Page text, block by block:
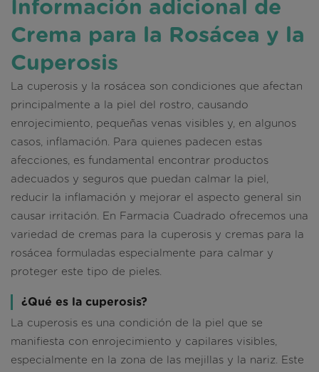
Información adicional de
Crema para la Rosácea y la
Cuperosis
La cuperosis y la rosácea son condiciones que afectan
principalmente a la piel del rostro, causando
enrojecimiento, pequeñas venas visibles y, en algunos
casos, inflamación. Para quienes padecen estas
afecciones, es fundamental encontrar productos
adecuados y seguros que puedan calmar la piel,
reducir la inflamación y mejorar el aspecto general sin
causar irritación. En Farmacia Cuadrado ofrecemos una
variedad de cremas para la cuperosis y cremas para la
rosácea formuladas especialmente para calmar y
proteger este tipo de pieles.
¿Qué es la cuperosis?
La cuperosis es una condición de la piel que se
manifiesta con enrojecimiento y capilares visibles,
especialmente en la zona de las mejillas y la nariz. Este